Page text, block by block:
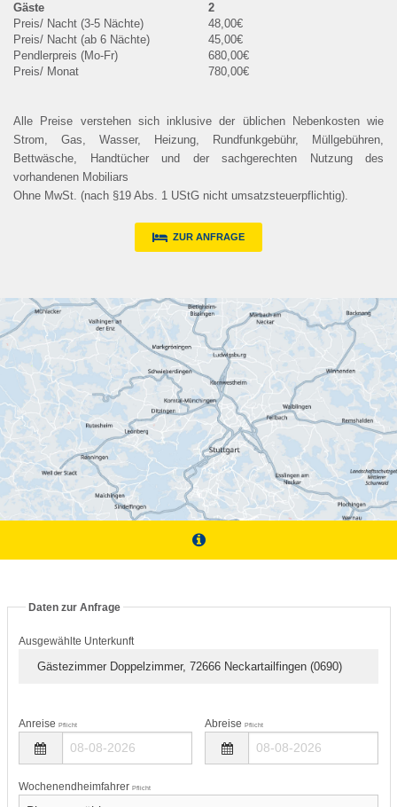
2
48,00€
45,00€
680,00€
780,00€
Alle Preise verstehen sich inklusive der üblichen Nebenkosten wie
Strom, Gas, Wasser, Heizung, Rundfunkgebühr, Müllgebühren,
Bettwäsche, Handtücher und der sachgerechten Nutzung des
vorhandenen Mobiliars
Ohne MwSt. (nach §19 Abs. 1 UStG nicht umsatzsteuerpflichtig).
ZUR ANFRAGE
Daten zur Anfrage
Ausgewählte Unterkunft
Gästezimmer Doppelzimmer, 72666 Neckartailfingen (0690)
Anreise Pflicht AbreisePflicht
Wochenendheimfahrer Pflicht